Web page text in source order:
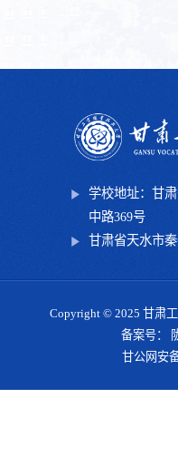
学校地址：甘
中路369号
甘肃省天水市
Copyright © 2025 甘肃
备案号：
甘公网安